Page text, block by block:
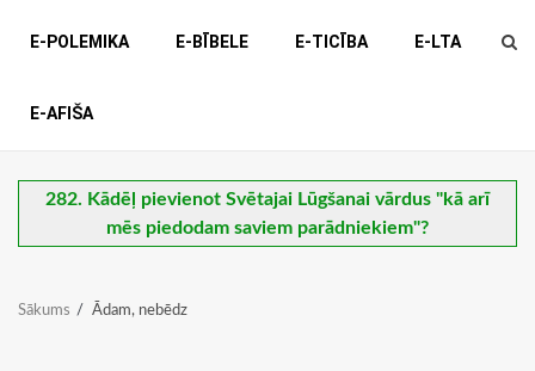
E-POLEMIKA E-BĪBELE E-TICĪBA E-LTA
E-AFIŠA
282. Kādēļ pievienot Svētajai Lūgšanai vārdus "kā arī
mēs piedodam saviem parādniekiem"?
Sākums Ādam, nebēdz